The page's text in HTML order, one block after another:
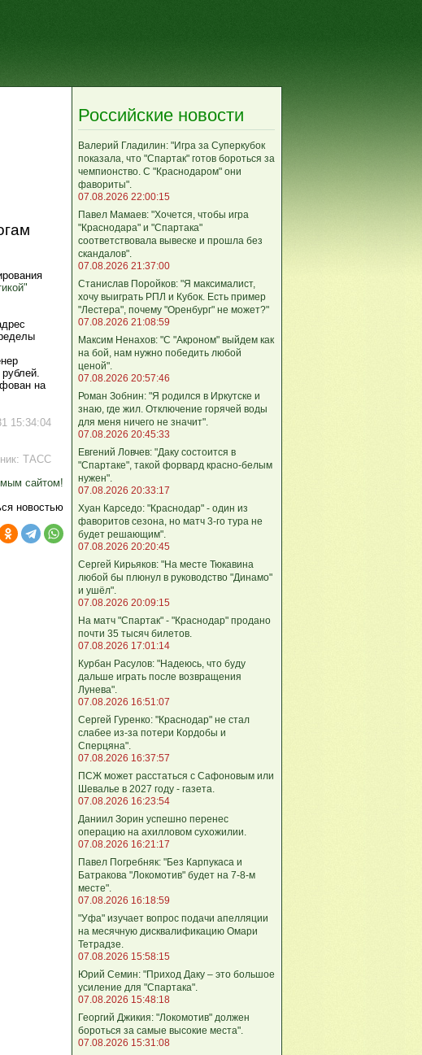
на
15:34:04
ТАСС
сайтом!
новостью
Российские новости
Валерий Гладилин: "Игра за Суперкубок
показала, что "Спартак" готов бороться за
чемпионство. С "Краснодаром" они
фавориты".
07.08.2026 22:00:15
Павел Мамаев: "Хочется, чтобы игра
"Краснодара" и "Спартака"
соответствовала вывеске и прошла без
скандалов".
07.08.2026 21:37:00
Станислав Поройков: "Я максималист,
хочу выиграть РПЛ и Кубок. Есть пример
"Лестера", почему "Оренбург" не может?"
07.08.2026 21:08:59
Максим Ненахов: "С "Акроном" выйдем как
на бой, нам нужно победить любой
ценой".
07.08.2026 20:57:46
Роман Зобнин: "Я родился в Иркутске и
знаю, где жил. Отключение горячей воды
для меня ничего не значит".
07.08.2026 20:45:33
Евгений Ловчев: "Даку состоится в
"Спартаке", такой форвард красно-белым
нужен".
07.08.2026 20:33:17
Хуан Карседо: "Краснодар" - один из
фаворитов сезона, но матч 3-го тура не
будет решающим".
07.08.2026 20:20:45
Сергей Кирьяков: "На месте Тюкавина
любой бы плюнул в руководство "Динамо"
и ушёл".
07.08.2026 20:09:15
На матч "Спартак" - "Краснодар" продано
почти 35 тысяч билетов.
07.08.2026 17:01:14
Курбан Расулов: "Надеюсь, что буду
дальше играть после возвращения
Лунева".
07.08.2026 16:51:07
Сергей Гуренко: "Краснодар" не стал
слабее из-за потери Кордобы и
Сперцяна".
07.08.2026 16:37:57
ПСЖ может расстаться с Сафоновым или
Шевалье в 2027 году - газета.
07.08.2026 16:23:54
Даниил Зорин успешно перенес
операцию на ахилловом сухожилии.
07.08.2026 16:21:17
Павел Погребняк: "Без Карпукаса и
Батракова "Локомотив" будет на 7-8-м
месте".
07.08.2026 16:18:59
"Уфа" изучает вопрос подачи апелляции
на месячную дисквалификацию Омари
Тетрадзе.
07.08.2026 15:58:15
Юрий Семин: "Приход Даку – это большое
усиление для "Спартака".
07.08.2026 15:48:18
Георгий Джикия: "Локомотив" должен
бороться за самые высокие места".
07.08.2026 15:31:08